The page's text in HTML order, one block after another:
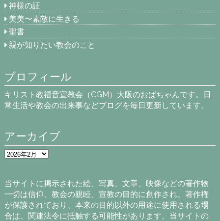
神様の証
美美〜素敵に生きる
聖書
親が知りたい教会のこと
プロフィール
キリスト教福音宣教会（CGM）大阪のおばちゃんです。日
常生活や教会の出来事などブログを毎日更新しています。
アーカイブ
ア
ー
ブ
当サイトに掲示された絵、写真、文章、映像などの著作物
一切は信仰、教会の親睦、宣教の目的に創作され、著作権
が保護されており、本来の目的以外の用途に使用される場
合は、関連法令に抵触する可能性があります。当サイトの